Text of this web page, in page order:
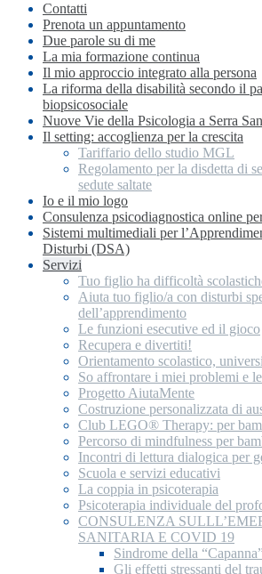
Contatti
Prenota un appuntamento
Due parole su di me
La mia formazione continua
Il mio approccio integrato alla persona
La riforma della disabilità secondo il
biopsicosociale
Nuove Vie della Psicologia a Serra
Il setting: accoglienza per la crescita
Tariffario dello studio MGL
Regolamento per la disdetta di
sedute saltate
Io e il mio logo
Consulenza psicodiagnostica online
Sistemi multimediali per
Disturbi (DSA)
Servizi
Tuo figlio ha difficoltà
Aiuta tuo figlio/a con disturbi
dell’apprendimento
Le funzioni esecutive ed il gioco
Recupera e divertiti!
Orientamento scolastico,
So affrontare i miei problemi e
Progetto AiutaMente
Costruzione personalizzata di
Club LEGO® Therapy: per
Percorso di mindfulness per
Incontri di lettura dialogica per
Scuola e servizi educativi
La coppia in psicoterapia
Psicoterapia individuale del
CONSULENZA
SANITARIA E COVID 19
Sindrome della
Gli effetti stressanti del